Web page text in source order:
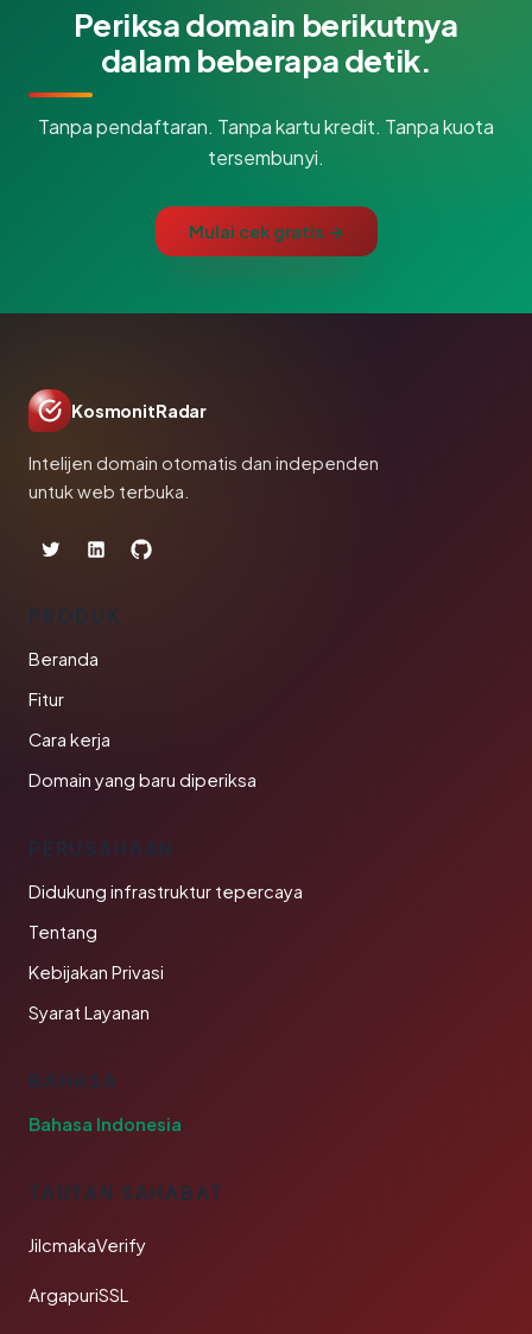
Periksa domain berikutnya
dalam beberapa detik.
Tanpa pendaftaran. Tanpa kartu kredit. Tanpa kuota
tersembunyi.
Mulai cek gratis →
KosmonitRadar
Intelijen domain otomatis dan independen
untuk web terbuka.
PRODUK
Beranda
Fitur
Cara kerja
Domain yang baru diperiksa
PERUSAHAAN
Didukung infrastruktur tepercaya
Tentang
Kebijakan Privasi
Syarat Layanan
BAHASA
Bahasa Indonesia
TAUTAN SAHABAT
JilcmakaVerify
ArgapuriSSL